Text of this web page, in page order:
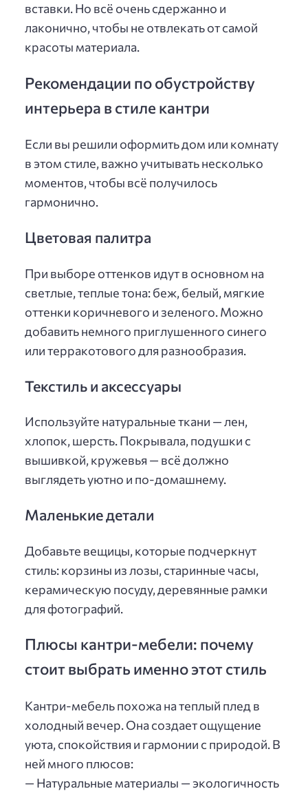
вставки. Но всё очень сдержанно и
лаконично, чтобы не отвлекать от самой
красоты материала.
Рекомендации по обустройству
интерьера в стиле кантри
Если вы решили оформить дом или комнату
в этом стиле, важно учитывать несколько
моментов, чтобы всё получилось
гармонично.
Цветовая палитра
При выборе оттенков идут в основном на
светлые, теплые тона: беж, белый, мягкие
оттенки коричневого и зеленого. Можно
добавить немного приглушенного синего
или терракотового для разнообразия.
Текстиль и аксессуары
Используйте натуральные ткани — лен,
хлопок, шерсть. Покрывала, подушки с
вышивкой, кружевья — всё должно
выглядеть уютно и по-домашнему.
Маленькие детали
Добавьте вещицы, которые подчеркнут
стиль: корзины из лозы, старинные часы,
керамическую посуду, деревянные рамки
для фотографий.
Плюсы кантри-мебели: почему
стоит выбрать именно этот стиль
Кантри-мебель похожа на теплый плед в
холодный вечер. Она создает ощущение
уюта, спокойствия и гармонии с природой. В
ней много плюсов:
— Натуральные материалы — экологичность